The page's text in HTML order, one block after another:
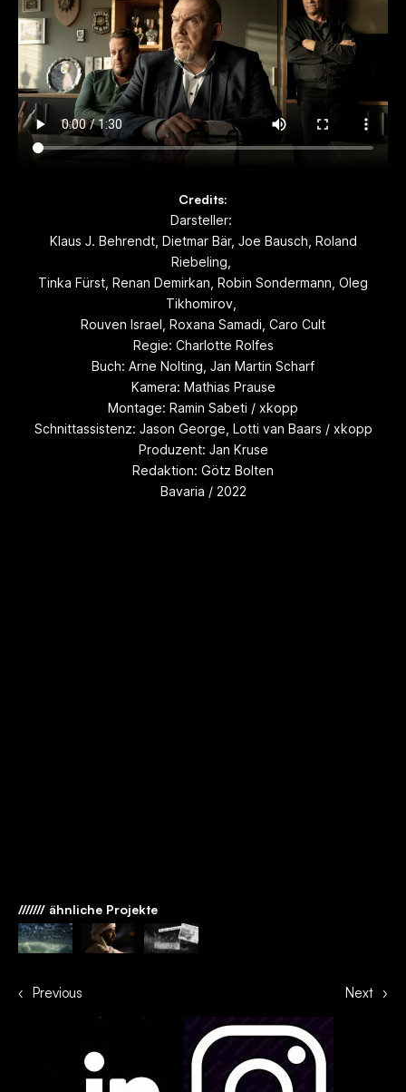
Credits:
Darsteller:
Klaus J. Behrendt, Dietmar Bär, Joe Bausch, Roland
Riebeling,
Tinka Fürst, Renan Demirkan, Robin Sondermann, Oleg
Tikhomirov,
Rouven Israel, Roxana Samadi, Caro Cult
Regie: Charlotte Rolfes
Buch: Arne Nolting, Jan Martin Scharf
Kamera: Mathias Prause
Montage: Ramin Sabeti / xkopp
Schnittassistenz: Jason George, Lotti van Baars / xkopp
Produzent: Jan Kruse
Redaktion: Götz Bolten
Bavaria / 2022
/////// ähnliche Projekte
‹ Previous ›
Next